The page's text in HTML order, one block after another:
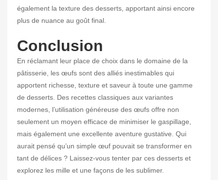
également la texture des desserts, apportant ainsi encore
plus de nuance au goût final.
Conclusion
En réclamant leur place de choix dans le domaine de la
pâtisserie, les œufs sont des alliés inestimables qui
apportent richesse, texture et saveur à toute une gamme
de desserts. Des recettes classiques aux variantes
modernes, l’utilisation généreuse des œufs offre non
seulement un moyen efficace de minimiser le gaspillage,
mais également une excellente aventure gustative. Qui
aurait pensé qu’un simple œuf pouvait se transformer en
tant de délices ? Laissez-vous tenter par ces desserts et
explorez les mille et une façons de les sublimer.